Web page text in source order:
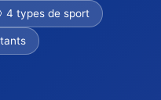
4 types de sport